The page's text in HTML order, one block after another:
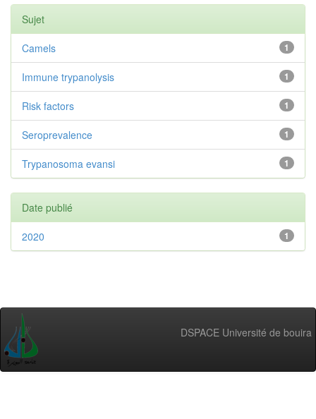
Sujet
1
Camels
1
Immune trypanolysis
1
Risk factors
1
Seroprevalence
1
Trypanosoma evansi
Date publié
1
2020
DSPACE Université de bouira